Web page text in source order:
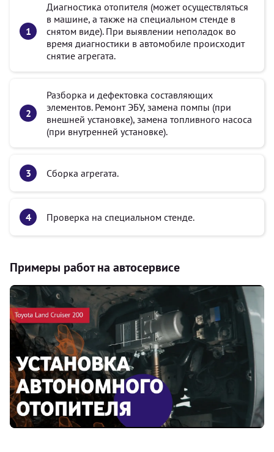
Диагностика отопителя (может осуществляться
в машине, а также на специальном стенде в
снятом виде). При выявлении неполадок во
время диагностики в автомобиле происходит
снятие агрегата.
Разборка и дефектовка составляющих
элементов. Ремонт ЭБУ, замена помпы (при
внешней установке), замена топливного насоса
(при внутренней установке).
Сборка агрегата.
Проверка на специальном стенде.
Примеры работ на автосервисе